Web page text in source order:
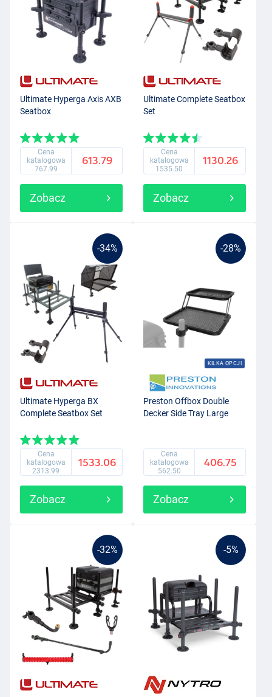
Ultimate Hyperga Axis AXB
Seatbox
Cena
katalogowa
767.99
613.79
Zobacz
Ultimate Complete Seatbox
Set
Cena
katalogowa
1535.50
1130.26
Zobacz
-34%
Ultimate Hyperga BX
Complete Seatbox Set
Cena
katalogowa
2313.99
1533.06
Zobacz
-28%
KILKA OPCJI
Preston Offbox Double
Decker Side Tray Large
Cena
katalogowa
562.50
406.75
Zobacz
-32% -5%